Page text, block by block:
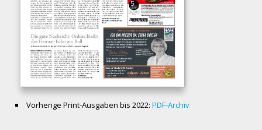
Vorherige Print-Ausgaben bis 2022: PDF-Archiv